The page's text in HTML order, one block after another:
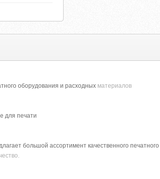
оборудования и расходных материалов
для печати
большой ассортимент качественного